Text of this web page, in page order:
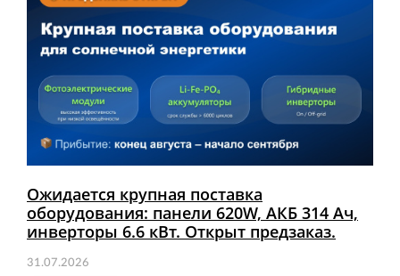
Ожидается крупная поставка
оборудования: панели 620W, АКБ 314 Ач,
инверторы 6.6 кВт. Открыт предзаказ.
31.07.2026